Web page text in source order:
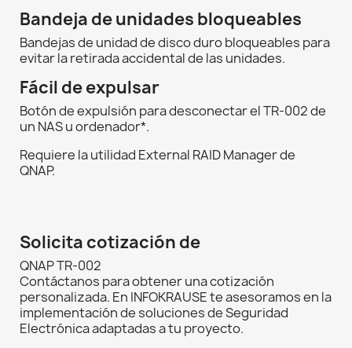
Bandeja de unidades bloqueables
Bandejas de unidad de disco duro bloqueables para
evitar la retirada accidental de las unidades.
Fácil de expulsar
Botón de expulsión para desconectar el TR-002 de
un NAS u ordenador*.
Requiere la utilidad External RAID Manager de
QNAP.
Solicita cotización de
QNAP TR-002
Contáctanos para obtener una cotización
personalizada. En INFOKRAUSE te asesoramos en la
implementación de soluciones de Seguridad
Electrónica adaptadas a tu proyecto.